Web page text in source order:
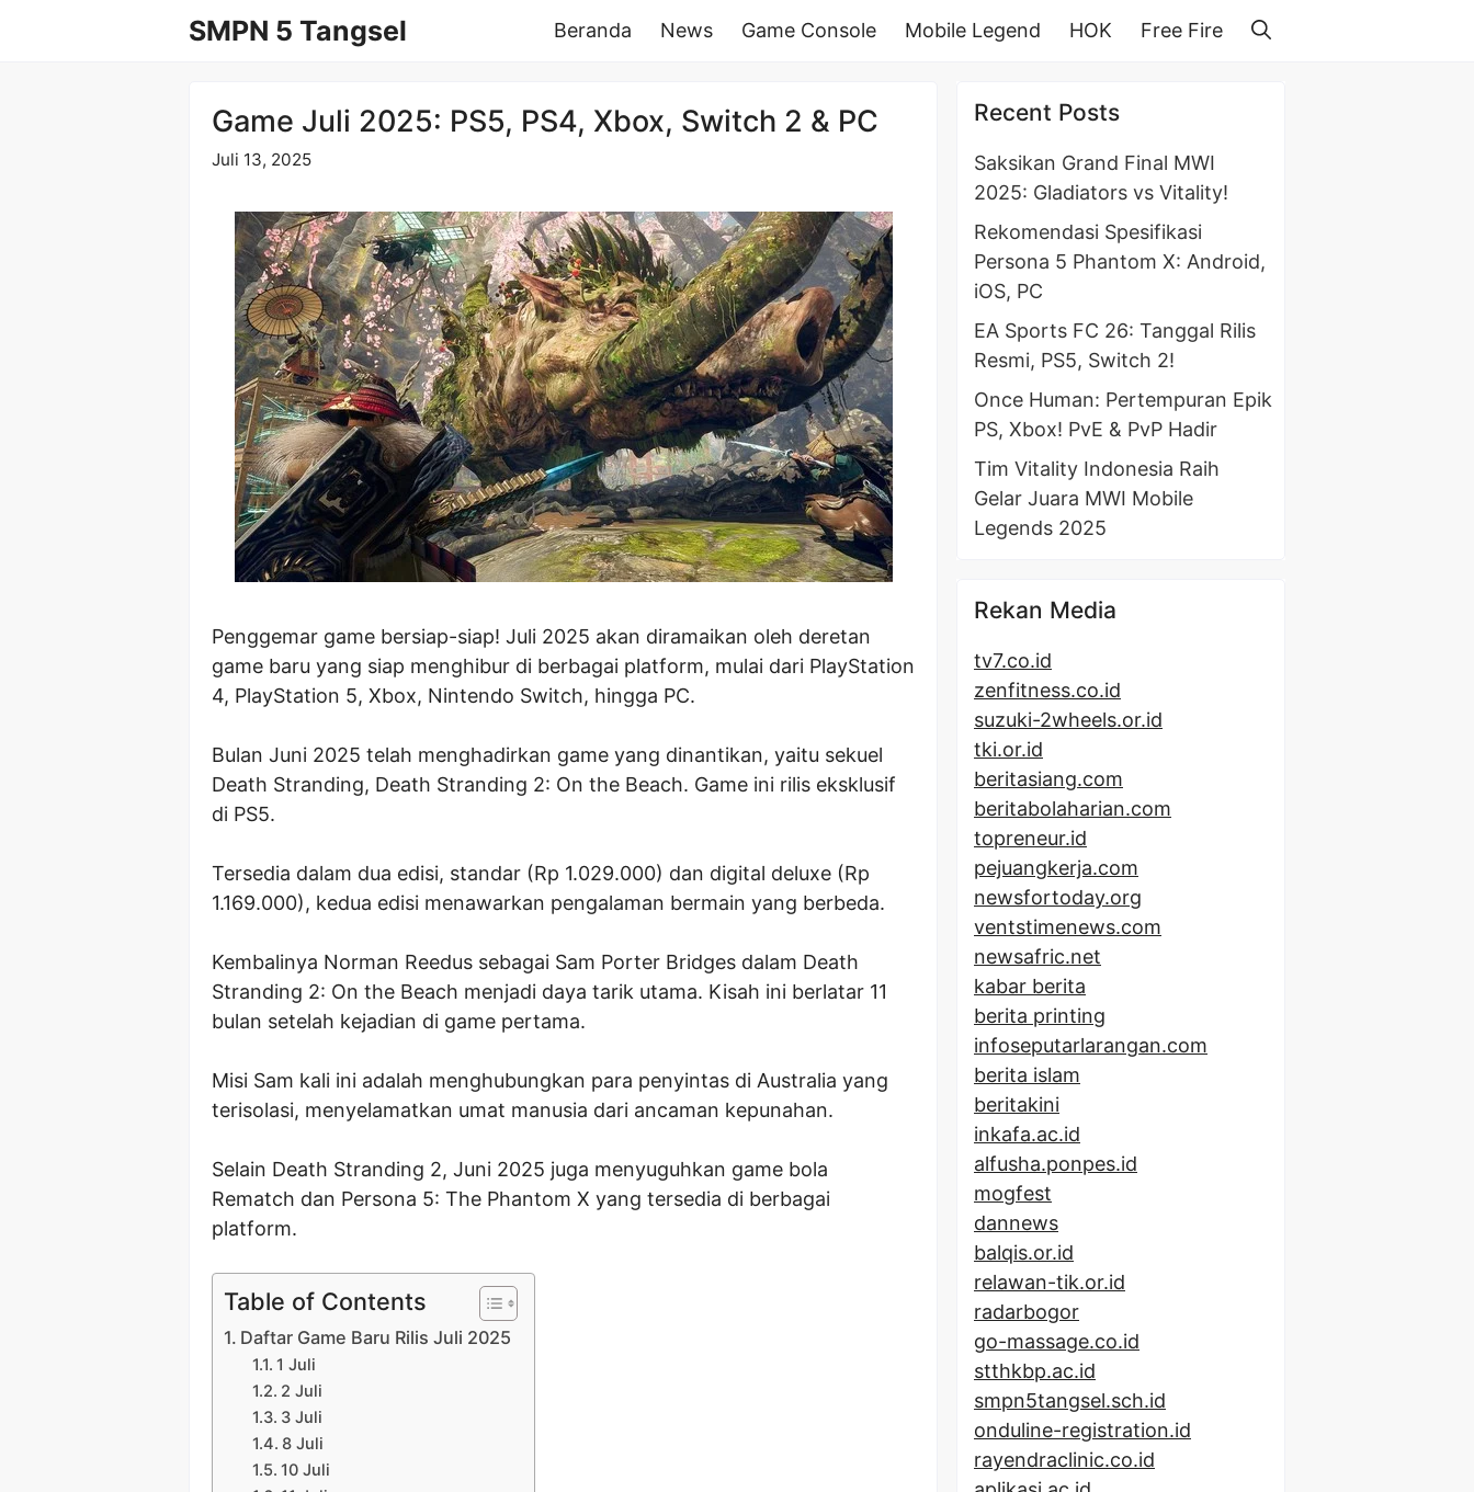
SMPN 5 Tangsel Beranda News Game Console Mobile Legend HOK Free Fire
Game Juli 2025: PS5, PS4, Xbox, Switch 2 & PC
Juli 13, 2025
Penggemar game bersiap-siap! Juli 2025 akan diramaikan oleh deretan
game baru yang siap menghibur di berbagai platform, mulai dari PlayStation
4, PlayStation 5, Xbox, Nintendo Switch, hingga PC.
Bulan Juni 2025 telah menghadirkan game yang dinantikan, yaitu sekuel
Death Stranding, Death Stranding 2: On the Beach. Game ini rilis eksklusif
di PS5.
Tersedia dalam dua edisi, standar (Rp 1.029.000) dan digital deluxe (Rp
1.169.000), kedua edisi menawarkan pengalaman bermain yang berbeda.
Kembalinya Norman Reedus sebagai Sam Porter Bridges dalam Death
Stranding 2: On the Beach menjadi daya tarik utama. Kisah ini berlatar 11
bulan setelah kejadian di game pertama.
Misi Sam kali ini adalah menghubungkan para penyintas di Australia yang
terisolasi, menyelamatkan umat manusia dari ancaman kepunahan.
Selain Death Stranding 2, Juni 2025 juga menyuguhkan game bola
Rematch dan Persona 5: The Phantom X yang tersedia di berbagai
platform.
Table of Contents
Daftar Game Baru Rilis Juli 2025
1 Juli
2 Juli
3 Juli
8 Juli
10 Juli
Recent Posts
Saksikan Grand Final MWI
2025: Gladiators vs Vitality!
Rekomendasi Spesifikasi
Persona 5 Phantom X: Android,
iOS, PC
EA Sports FC 26: Tanggal Rilis
Resmi, PS5, Switch 2!
Once Human: Pertempuran Epik
PS, Xbox! PvE & PvP Hadir
Tim Vitality Indonesia Raih
Gelar Juara MWI Mobile
Legends 2025
Rekan Media
tv7.co.id
zenfitness.co.id
suzuki-2wheels.or.id
tki.or.id
beritasiang.com
beritabolaharian.com
topreneur.id
pejuangkerja.com
newsfortoday.org
ventstimenews.com
newsafric.net
kabar berita
berita printing
infoseputarlarangan.com
berita islam
beritakini
inkafa.ac.id
alfusha.ponpes.id
mogfest
dannews
balqis.or.id
relawan-tik.or.id
radarbogor
go-massage.co.id
stthkbp.ac.id
smpn5tangsel.sch.id
onduline-registration.id
rayendraclinic.co.id